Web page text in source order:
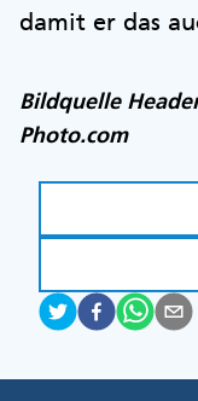
damit er das
Bildquelle
Photo.com